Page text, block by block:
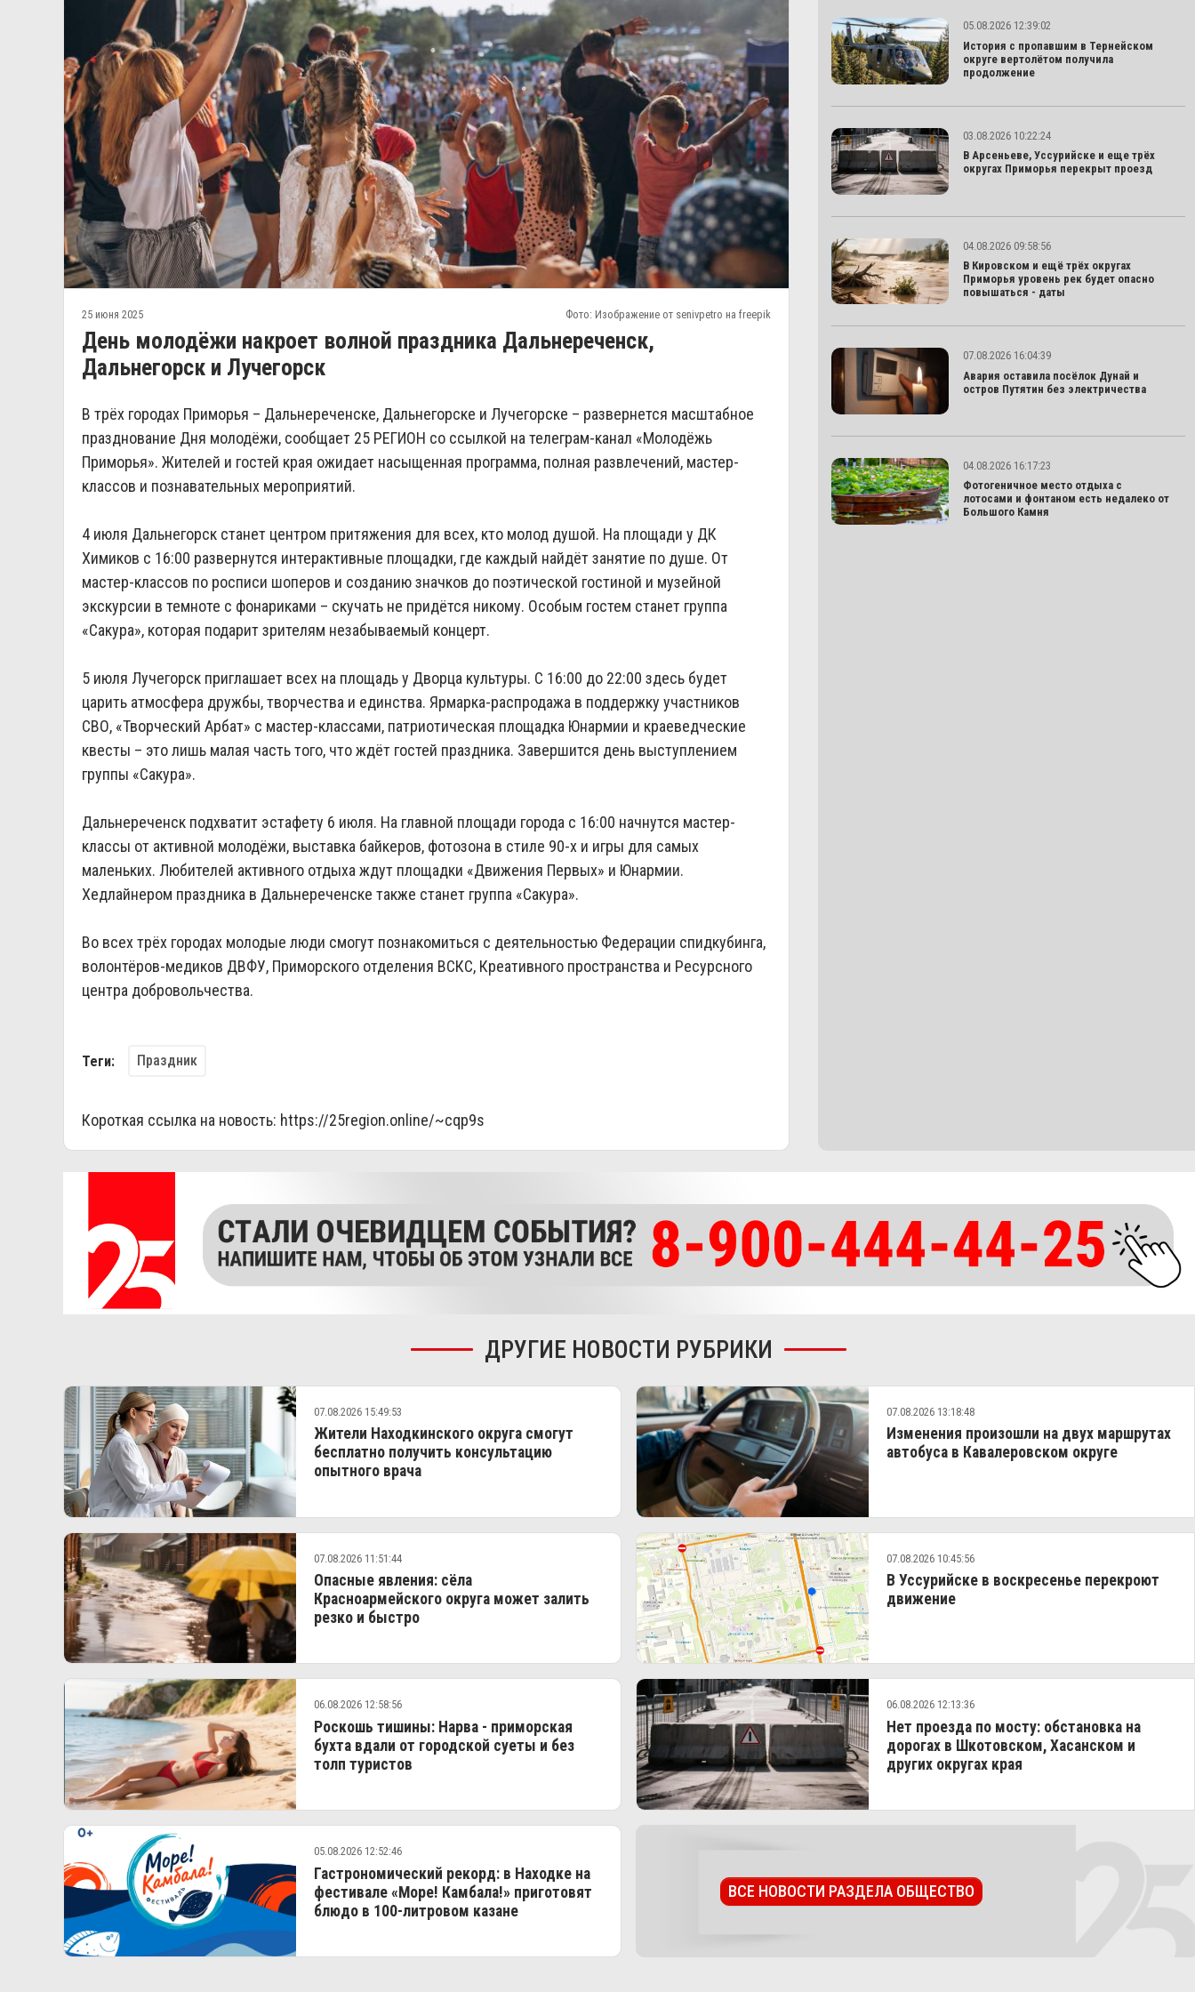
25 июня 2025 Фото: Изображение от senivpetro на freepik
День молодёжи накроет волной праздника Дальнереченск,
Дальнегорск и Лучегорск
В трёх городах Приморья – Дальнереченске, Дальнегорске и Лучегорске – развернется масштабное
празднование Дня молодёжи, сообщает 25 РЕГИОН со ссылкой на телеграм-канал «Молодёжь
Приморья». Жителей и гостей края ожидает насыщенная программа, полная развлечений, мастер-
классов и познавательных мероприятий.
4 июля Дальнегорск станет центром притяжения для всех, кто молод душой. На площади у ДК
Химиков с 16:00 развернутся интерактивные площадки, где каждый найдёт занятие по душе. От
мастер-классов по росписи шоперов и созданию значков до поэтической гостиной и музейной
экскурсии в темноте с фонариками – скучать не придётся никому. Особым гостем станет группа
«Сакура», которая подарит зрителям незабываемый концерт.
5 июля Лучегорск приглашает всех на площадь у Дворца культуры. С 16:00 до 22:00 здесь будет
царить атмосфера дружбы, творчества и единства. Ярмарка-распродажа в поддержку участников
СВО, «Творческий Арбат» с мастер-классами, патриотическая площадка Юнармии и краеведческие
квесты – это лишь малая часть того, что ждёт гостей праздника. Завершится день выступлением
группы «Сакура».
Дальнереченск подхватит эстафету 6 июля. На главной площади города с 16:00 начнутся мастер-
классы от активной молодёжи, выставка байкеров, фотозона в стиле 90-х и игры для самых
маленьких. Любителей активного отдыха ждут площадки «Движения Первых» и Юнармии.
Хедлайнером праздника в Дальнереченске также станет группа «Сакура».
Во всех трёх городах молодые люди смогут познакомиться с деятельностью Федерации спидкубинга,
волонтёров-медиков ДВФУ, Приморского отделения ВСКС, Креативного пространства и Ресурсного
центра добровольчества.
Теги: Праздник
Короткая ссылка на новость: https://25region.online/~cqp9s
05.08.2026 12:39:02
История с пропавшим в Тернейском
округе вертолётом получила
продолжение
03.08.2026 10:22:24
В Арсеньеве, Уссурийске и еще трёх
округах Приморья перекрыт проезд
04.08.2026 09:58:56
В Кировском и ещё трёх округах
Приморья уровень рек будет опасно
повышаться - даты
07.08.2026 16:04:39
Авария оставила посёлок Дунай и
остров Путятин без электричества
04.08.2026 16:17:23
Фотогеничное место отдыха с
лотосами и фонтаном есть недалеко от
Большого Камня
ДРУГИЕ НОВОСТИ РУБРИКИ
07.08.2026 15:49:53
Жители Находкинского округа смогут
бесплатно получить консультацию
опытного врача
07.08.2026 13:18:48
Изменения произошли на двух маршрутах
автобуса в Кавалеровском округе
07.08.2026 11:51:44
Опасные явления: сёла
Красноармейского округа может залить
резко и быстро
07.08.2026 10:45:56
В Уссурийске в воскресенье перекроют
движение
06.08.2026 12:58:56
Роскошь тишины: Нарва - приморская
бухта вдали от городской суеты и без
толп туристов
06.08.2026 12:13:36
Нет проезда по мосту: обстановка на
дорогах в Шкотовском, Хасанском и
других округах края
05.08.2026 12:52:46
Гастрономический рекорд: в Находке на
фестивале «Море! Камбала!» приготовят
блюдо в 100-литровом казане
ВСЕ НОВОСТИ РАЗДЕЛА ОБЩЕСТВО